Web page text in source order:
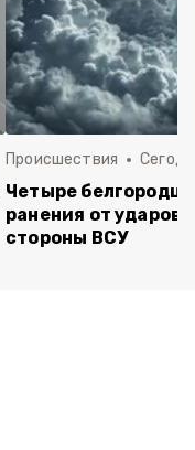
Происшествия
Четыре
ранения от ударов
стороны ВСУ